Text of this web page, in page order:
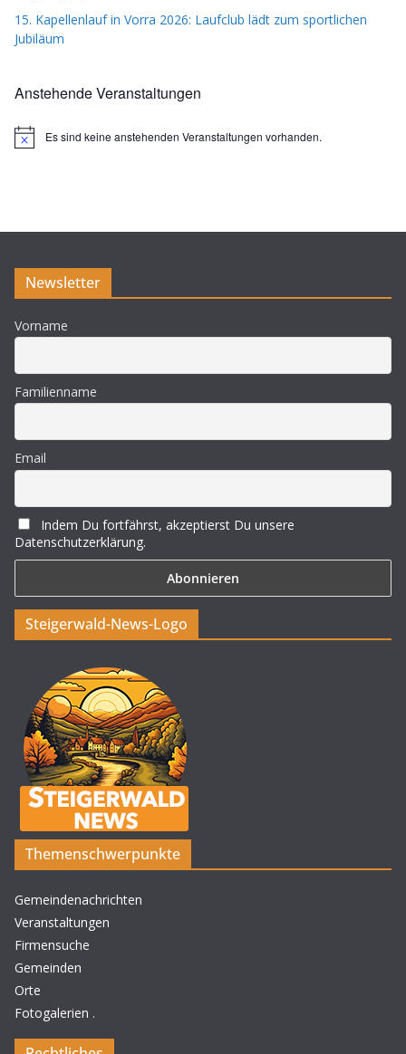
15. Kapellenlauf in Vorra 2026: Laufclub lädt zum sportlichen
Jubiläum
Anstehende Veranstaltungen
H
s
Es sind keine anstehenden Veranstaltungen vorhanden.
Newsletter
Vorname
Familienname
Email
Indem Du fortfährst, akzeptierst Du unsere
Datenschutzerklärung.
Steigerwald-News-Logo
Themenschwerpunkte
Gemeindenachrichten
Veranstaltungen
Firmensuche
Gemeinden
Orte
Fotogalerien .